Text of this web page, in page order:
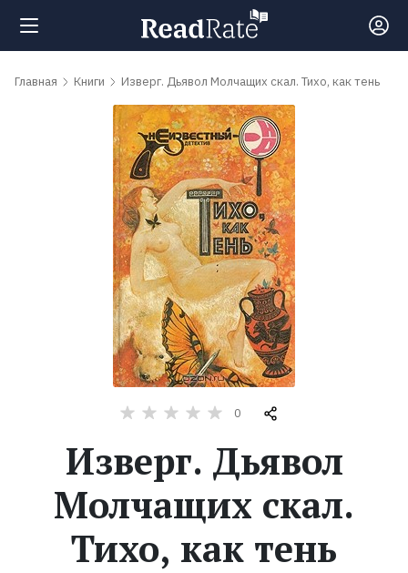
Поиск
обсуждаемые
Жанры
Серии
Экранизации
Главная Книги Изверг. Дьявол Молчащих скал. Тихо, как тень
0
Изверг. Дьявол
Молчащих скал.
Тихо, как тень